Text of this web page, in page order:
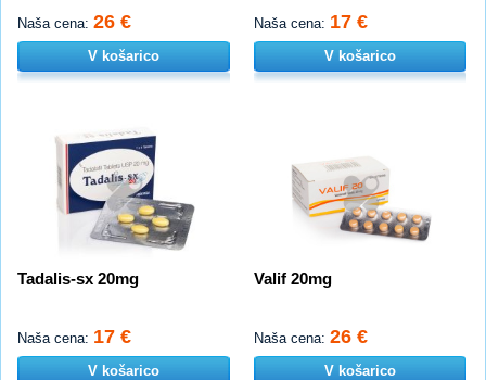
Naša cena: 26 €
V košarico
Naša cena: 17 €
V košarico
Tadalis-sx 20mg
Naša cena: 17 €
V košarico
Valif 20mg
Naša cena: 26 €
V košarico